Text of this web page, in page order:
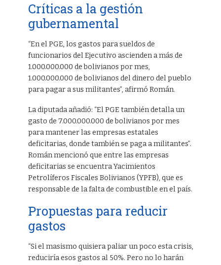
Críticas a la gestión
gubernamental
“En el PGE, los gastos para sueldos de
funcionarios del Ejecutivo ascienden a más de
1.000.000.000 de bolivianos por mes,
1.000.000.000 de bolivianos del dinero del pueblo
para pagar a sus militantes”, afirmó Román.
La diputada añadió: “El PGE también detalla un
gasto de 7.000.000.000 de bolivianos por mes
para mantener las empresas estatales
deficitarias, donde también se paga a militantes”.
Román mencionó que entre las empresas
deficitarias se encuentra Yacimientos
Petrolíferos Fiscales Bolivianos (YPFB), que es
responsable de la falta de combustible en el país.
Propuestas para reducir
gastos
“Si el masismo quisiera paliar un poco esta crisis,
reduciría esos gastos al 50%. Pero no lo harán